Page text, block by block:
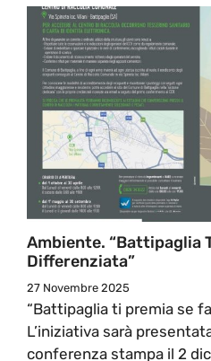
Ambiente. “Battipaglia
Differenziata”
27 Novembre 2025
“Battipaglia ti premia se
L’iniziativa sarà
conferenza stampa il 2